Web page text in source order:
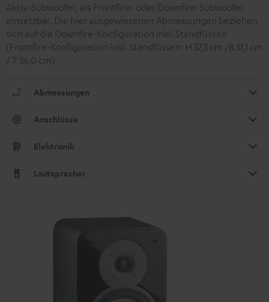
Aktiv-Subwoofer, als Frontfire- oder Downfire-Subwoofer
einsetzbar. Die hier ausgewiesenen Abmessungen beziehen
sich auf die Downfire-Konfiguration inkl. Standfüssen
(Frontfire-Konfiguration inkl. Standfüssen: H 37,3 cm /B 31,1 cm
/ T 36,0 cm)
Abmessungen
Anschlüsse
Elektronik
Lautsprecher